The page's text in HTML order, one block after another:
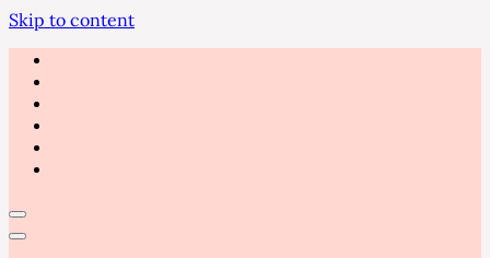
Skip to content